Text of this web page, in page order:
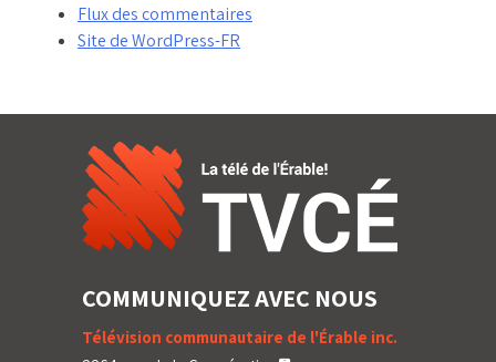
Flux des commentaires
Site de WordPress-FR
COMMUNIQUEZ AVEC NOUS
Télévision communautaire de l'Érable inc.